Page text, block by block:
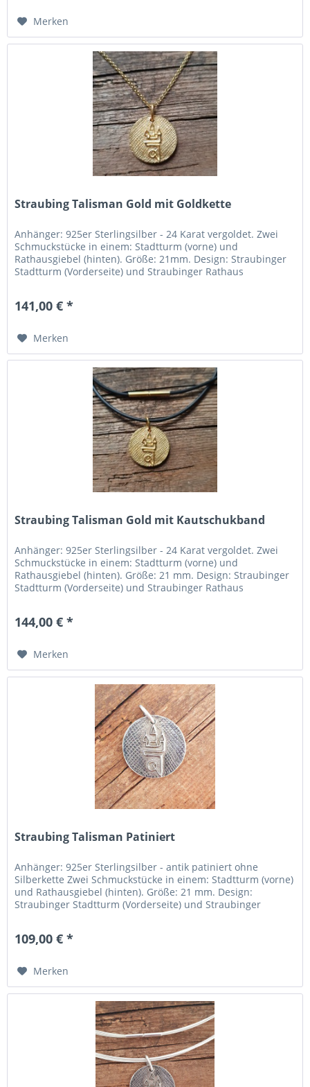
Merken
Straubing Talisman Gold mit Goldkette
Anhänger: 925er Sterlingsilber - 24 Karat vergoldet. Zwei
Schmuckstücke in einem: Stadtturm (vorne) und
Rathausgiebel (hinten). Größe: 21mm. Design: Straubinger
Stadtturm (Vorderseite) und Straubinger Rathaus
(Deutschlands „Goldstadt“). Kette: Feine Gliederkette...
141,00 € *
Merken
Straubing Talisman Gold mit Kautschukband
Anhänger: 925er Sterlingsilber - 24 Karat vergoldet. Zwei
Schmuckstücke in einem: Stadtturm (vorne) und
Rathausgiebel (hinten). Größe: 21 mm. Design: Straubinger
Stadtturm (Vorderseite) und Straubinger Rathaus
(Deutschlands „Goldstadt“). Kette: Schönes...
144,00 € *
Merken
Straubing Talisman Patiniert
Anhänger: 925er Sterlingsilber - antik patiniert ohne
Silberkette Zwei Schmuckstücke in einem: Stadtturm (vorne)
und Rathausgiebel (hinten). Größe: 21 mm. Design:
Straubinger Stadtturm (Vorderseite) und Straubinger
Hergestellt: In der Region Pforzheim (Deutschlands
109,00 € *
Merken